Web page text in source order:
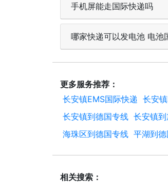
手机屏能走国际快递吗
哪家快递可以发电池 电池
更多服务推荐：
长安镇EMS国际快递 长安
长安镇到德国专线 长安镇
海珠区到德国专线 平湖到
相关搜索：